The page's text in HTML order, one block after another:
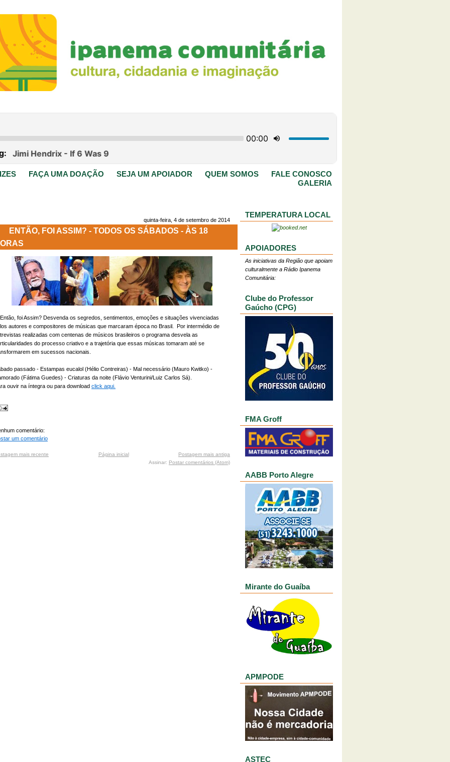
FAÇA UMA DOAÇÃO SEJA UM APOIADOR QUEM SOMOS
FALE CONOSCO
GALERIA
quinta-feira, 4 de setembro de 2014
ENTÃO, FOI ASSIM? - TODOS OS SÁBADOS - ÀS 18
foi Assim? Desvenda os segredos, sentimentos, emoções e situações vivenciadas
autores e compositores de músicas que marcaram época no Brasil. Por intermédio de
realizadas com centenas de músicos brasileiros o programa desvela as
do processo criativo e a trajetória que essas músicas tomaram até se
em sucessos nacionais.
passado - Estampas eucalol (Hélio Contreiras) - Mal necessário (Mauro Kwitko) -
(Fátima Guedes) - Criaturas da noite (Flávio Venturini/Luiz Carlos Sá).
ouvir na íntegra ou para download click aqui.
comentário:
um comentário
mais recente Postagem mais antiga
Página inicial
Assinar: Postar comentários (Atom)
TEMPERATURA LOCAL
APOIADORES
As iniciativas da Região que apoiam
culturalmente a Rádio Ipanema
Comunitária:
Clube do Professor
Gaúcho (CPG)
FMA Groff
AABB Porto Alegre
Mirante do Guaíba
APMPODE
ASTEC